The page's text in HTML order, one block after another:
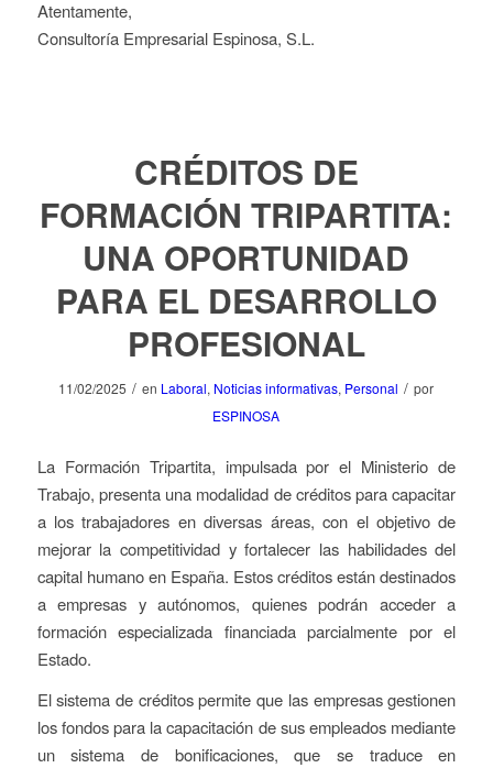
Atentamente,
Consultoría Empresarial Espinosa, S.L.
CRÉDITOS DE
FORMACIÓN TRIPARTITA:
UNA OPORTUNIDAD
PARA EL DESARROLLO
PROFESIONAL
11/02/2025 / en Laboral, Noticias informativas, Personal / por
ESPINOSA
La Formación Tripartita, impulsada por el Ministerio de
Trabajo, presenta una modalidad de créditos para capacitar
a los trabajadores en diversas áreas, con el objetivo de
mejorar la competitividad y fortalecer las habilidades del
capital humano en España. Estos créditos están destinados
a empresas y autónomos, quienes podrán acceder a
formación especializada financiada parcialmente por el
Estado.
El sistema de créditos permite que las empresas gestionen
los fondos para la capacitación de sus empleados mediante
un sistema de bonificaciones, que se traduce en